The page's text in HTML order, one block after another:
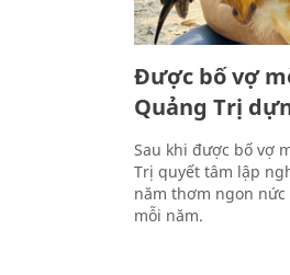
Được bố vợ
Quảng Trị
Sau khi được bố vợ
Trị quyết tâm lập
năm thơm ngon
mỗi năm.